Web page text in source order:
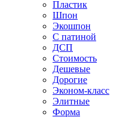
Пластик
Шпон
Экошпон
С патиной
ДСП
Стоимость
Дешевые
Дорогие
Эконом-класс
Элитные
Форма